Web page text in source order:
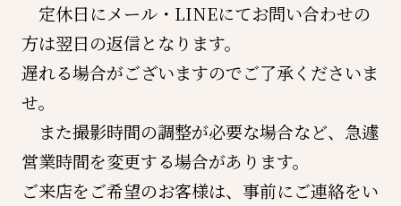
定休日にメール・LINEにてお問い合わせの
方は翌日の返信となります。
遅れる場合がございますのでご了承くださいま
せ。
また撮影時間の調整が必要な場合など、急遽
営業時間を変更する場合があります。
ご来店をご希望のお客様は、事前にご連絡をい